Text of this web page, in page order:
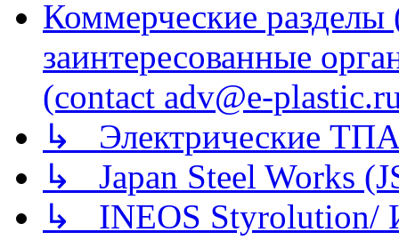
Коммерческие
заинтересованные
(contact adv@e-
↳ Электрические
↳ Japan Steel Works
↳ INEOS